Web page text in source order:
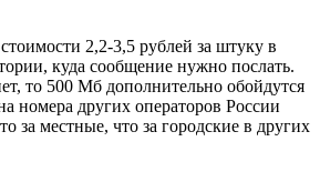
2,2-3,5 рублей за штуку в
куда сообщение нужно послать.
то 500 Мб дополнительно обойдутся
номера других операторов России
за местные, что за городские в других